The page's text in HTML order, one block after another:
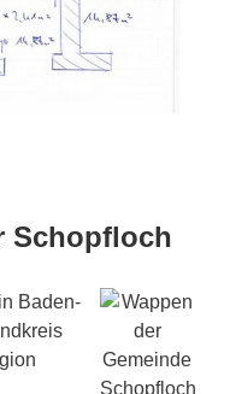
Schopfloch
Baden-